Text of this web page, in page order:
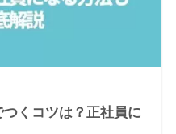
くコツは？正社員に